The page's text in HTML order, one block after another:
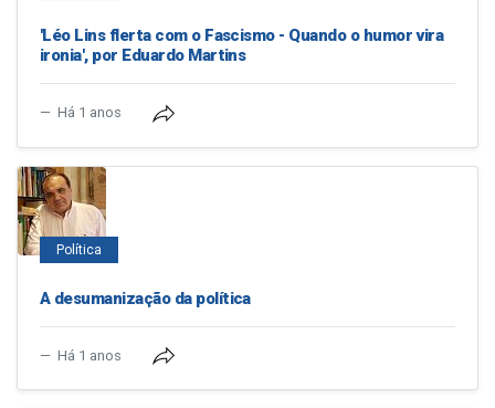
'Léo Lins flerta com o Fascismo - Quando o humor vira
ironia', por Eduardo Martins
Há 1 anos
Política
A desumanização da política
Há 1 anos